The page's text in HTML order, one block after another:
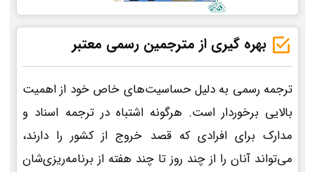
بهره گیری از مترجمین رسمی معتبر
ترجمه رسمی به دلیل حساسیت‌های خاص خود از اهمیت
بالایی برخوردار است. هرگونه اشتباه در ترجمه اسناد و
مدارک برای افرادی که قصد خروج از کشور را دارند،
می‌تواند آنان را از چند روز تا چند هفته از برنامه‌ریزی‌شان